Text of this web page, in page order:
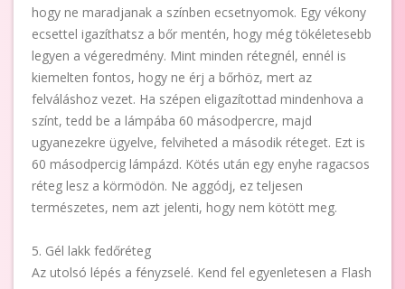
hogy ne maradjanak a színben ecsetnyomok. Egy vékony
ecsettel igazíthatsz a bőr mentén, hogy még tökéletesebb
legyen a végeredmény. Mint minden rétegnél, ennél is
kiemelten fontos, hogy ne érj a bőrhöz, mert az
felváláshoz vezet. Ha szépen eligazítottad mindenhova a
színt, tedd be a lámpába 60 másodpercre, majd
ugyanezekre ügyelve, felviheted a második réteget. Ezt is
60 másodpercig lámpázd. Kötés után egy enyhe ragacsos
réteg lesz a körmödön. Ne aggódj, ez teljesen
természetes, nem azt jelenti, hogy nem kötött meg.
5. Gél lakk fedőréteg
Az utolsó lépés a fényzselé. Kend fel egyenletesen a Flash